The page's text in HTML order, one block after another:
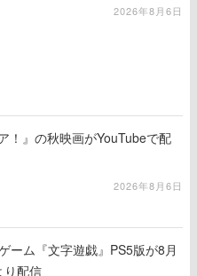
2026年8月6日
！』の秋映画がYouTubeで配
2026年8月6日
ーム『文字遊戯』PS5版が8月
り配信